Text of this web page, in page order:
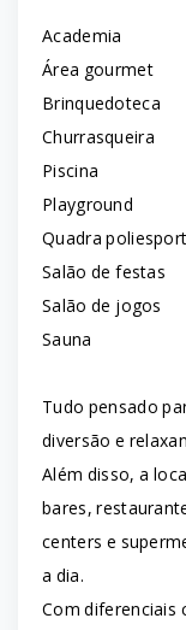
Academia
Área gourmet
Brinquedoteca
Churrasqueira
Piscina
Playground
Quadra
Salão de festas
Salão de jogos
Sauna
Tudo pensado
diversão e
Além disso, a
bares,
centers e
a dia.
Com diferenciais